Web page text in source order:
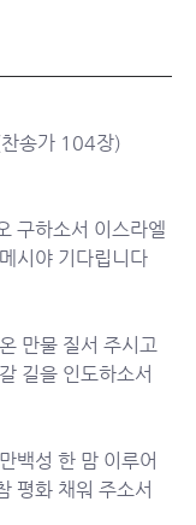
송가 104장)
구하소서 이스라엘
시야 기다립니다
만물 질서 주시고
길을 인도하소서
백성 한 맘 이루어
평화 채워 주소서